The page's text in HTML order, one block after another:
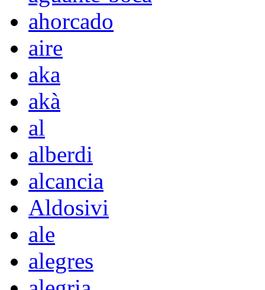
ahorcado
aire
aka
akà
al
alberdi
alcancia
Aldosivi
ale
alegres